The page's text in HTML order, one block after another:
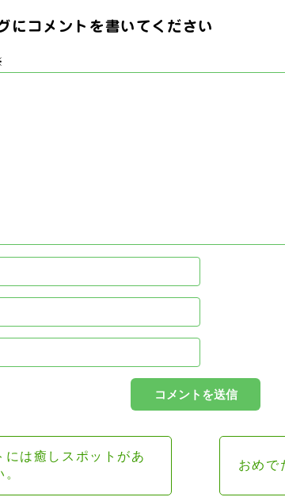
にコメントを書いてください
には癒しスポットがあ
おめで